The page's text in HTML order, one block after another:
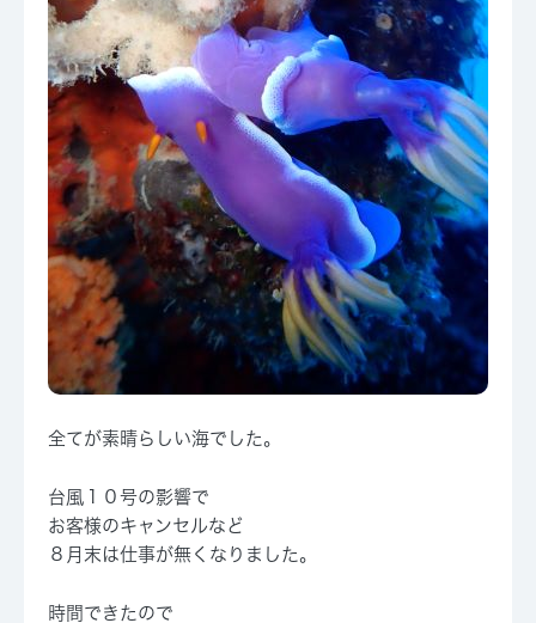
全てが素晴らしい海でした。
台風１０号の影響で
お客様のキャンセルなど
８月末は仕事が無くなりました。
時間できたので